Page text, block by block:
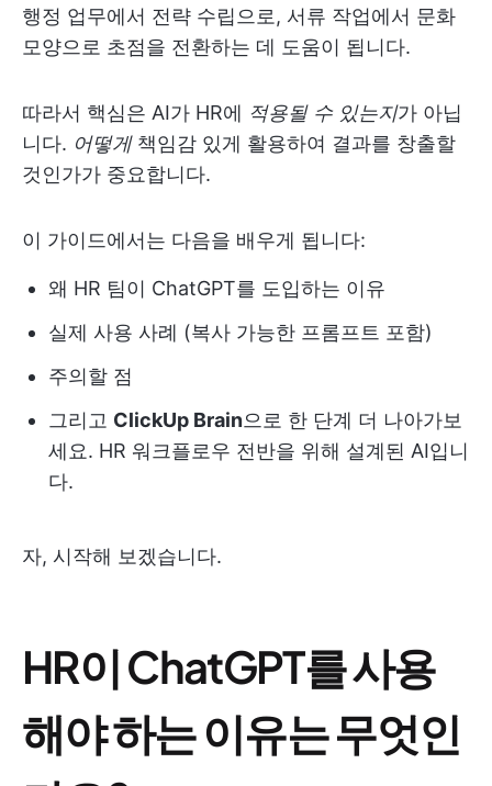
행정 업무에서 전략 수립으로, 서류 작업에서 문화
모양으로 초점을 전환하는 데 도움이 됩니다.
따라서 핵심은 AI가 HR에 적용될 수 있는지가 아닙
니다. 어떻게책임감 있게 활용하여 결과를 창출할
것인가가 중요합니다.
이 가이드에서는 다음을 배우게 됩니다:
왜 HR 팀이 ChatGPT를 도입하는 이유
실제 사용 사례 (복사 가능한 프롬프트 포함)
주의할 점
그리고 ClickUp Brain으로 한 단계 더 나아가보
세요. HR 워크플로우 전반을 위해 설계된 AI입니
다.
자, 시작해 보겠습니다.
HR이 ChatGPT를 사용
해야 하는 이유는 무엇인